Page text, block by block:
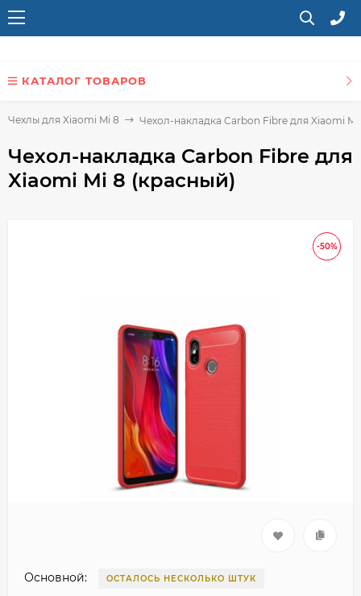
КАТАЛОГ ТОВАРОВ
Чехлы для Xiaomi Mi 8 Чехол-накладка Carbon Fibre для Xiaomi
Чехол-накладка Carbon Fibre для
Xiaomi Mi 8 (красный)
-50%
Основной: ОСТАЛОСЬ НЕСКОЛЬКО ШТУК